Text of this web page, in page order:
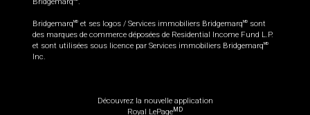
BridgemarqMD et ses logos / Services immobiliers BridgemarqMD
sont
des marques de commerce déposées de Residential Income Fund L.P.
et sont utilisées sous licence par Services immobiliers BridgemarqMD
Inc.
Découvrez la nouvelle application
Royal LePageMD